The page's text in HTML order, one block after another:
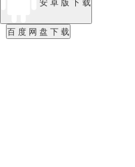
百 度 网 盘 下 载